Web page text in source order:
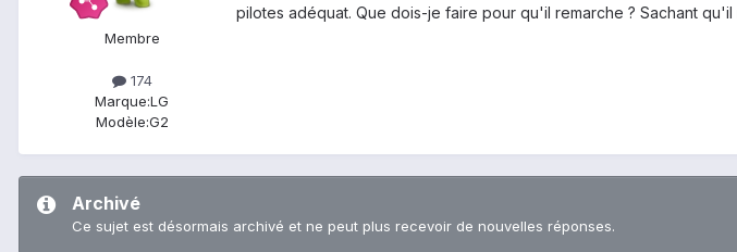
Membre
174
Marque:LG
Modèle:G2
pilotes adéquat. Que dois-je faire pour qu'il remarche ? Sachant qu'il
Archivé
Ce sujet est désormais archivé et ne peut plus recevoir de nouvelles réponses.